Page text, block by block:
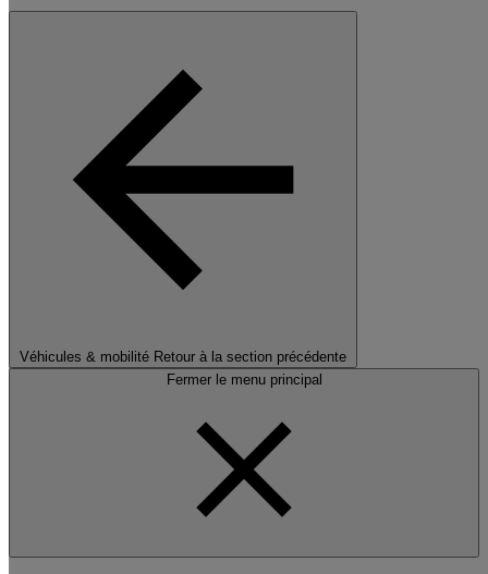
Véhicules & mobilité Retour à la section précédente
Fermer le menu principal